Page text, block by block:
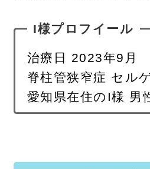
I様プロフイール
治療日 2023年9月
脊柱管狭窄症 セル
愛知県在住のI様 男